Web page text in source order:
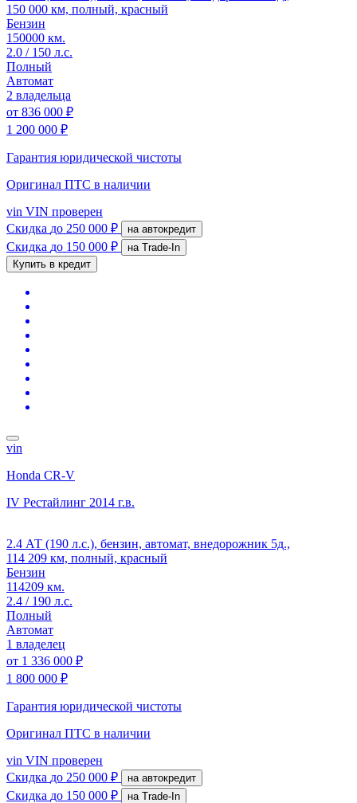
150 000 км, полный, красный
Бензин
150000 км.
2.0 / 150 л.с.
Полный
Автомат
2 владельца
от 836 000 ₽
1 200 000 ₽
Гарантия юридической чистоты
Оригинал ПТС в наличии
vin VIN проверен
Скидка до 250 000 ₽ на автокредит
Скидка до 150 000 ₽
на Trade-In
Купить в кредит
vin
Honda CR-V
IV Рестайлинг 2014 г.в.
2.4 АТ (190 л.с.), бензин, автомат, внедорожник 5д.,
114 209 км, полный, красный
Бензин
114209 км.
2.4 / 190 л.с.
Полный
Автомат
1 владелец
от 1 336 000 ₽
1 800 000 ₽
Гарантия юридической чистоты
Оригинал ПТС в наличии
vin VIN проверен
Скидка до 250 000 ₽ на автокредит
Скидка до 150 000 ₽
на Trade-In